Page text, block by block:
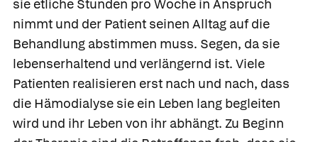
sie etliche Stunden pro Woche in Anspruch
nimmt und der Patient seinen Alltag auf die
Behandlung abstimmen muss. Segen, da sie
lebenserhaltend und verlängernd ist. Viele
Patienten realisieren erst nach und nach, dass
die Hämodialyse sie ein Leben lang begleiten
wird und ihr Leben von ihr abhängt. Zu Beginn